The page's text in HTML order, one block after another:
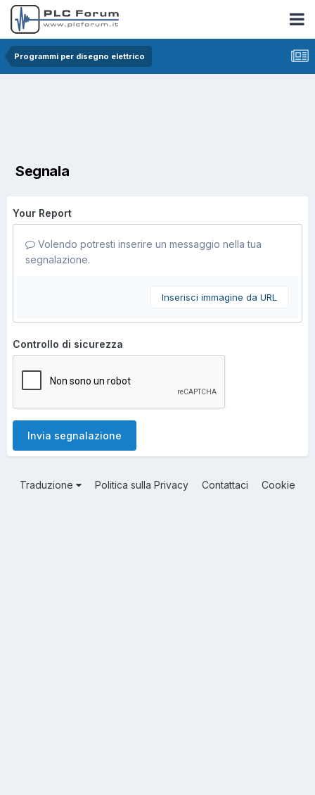
Programmi per disegno elettrico
Segnala
Your Report
Volendo potresti inserire un messaggio nella tua
segnalazione.
Inserisci immagine da URL
Controllo di sicurezza
Invia segnalazione
Traduzione Politica sulla Privacy Contattaci Cookie